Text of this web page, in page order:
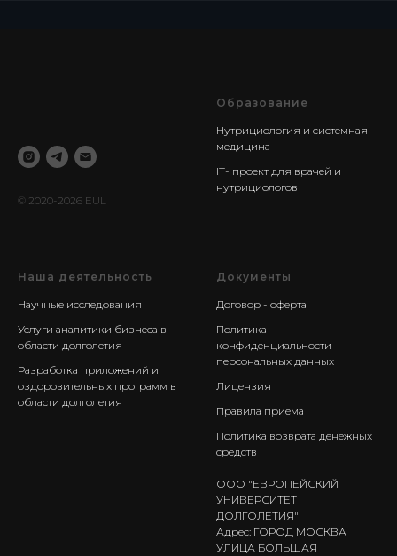
© 2020-2026 EUL
Образование
Нутрициология и системная
медицина
IT- проект для врачей и
нутрициологов
Наша деятельность
Научные исследования
Услуги аналитики бизнеса в
области долголетия
Разработка приложений и
оздоровительных программ в
области долголетия
Документы
Договор - оферта
Политика
конфиденциальности
персональных данных
Лицензия
Правила приема
Политика возврата денежных
средств
ООО "ЕВРОПЕЙСКИЙ
УНИВЕРСИТЕТ
ДОЛГОЛЕТИЯ"
Адрес: ГОРОД МОСКВА
УЛИЦА БОЛЬШАЯ